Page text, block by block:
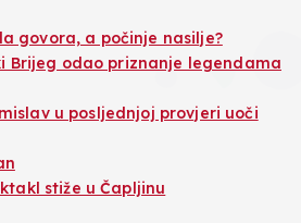
govora, a počinje nasilje?
Brijeg odao priznanje legendama
u posljednjoj provjeri uoči
stiže u Čapljinu